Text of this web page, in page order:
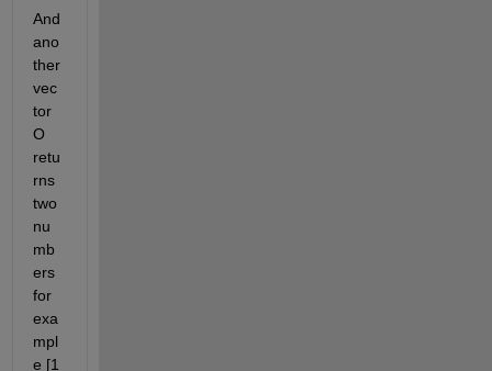
And
ano
ther
vec
tor
O
retu
rns
two
nu
mb
ers
for
exa
mpl
e [1